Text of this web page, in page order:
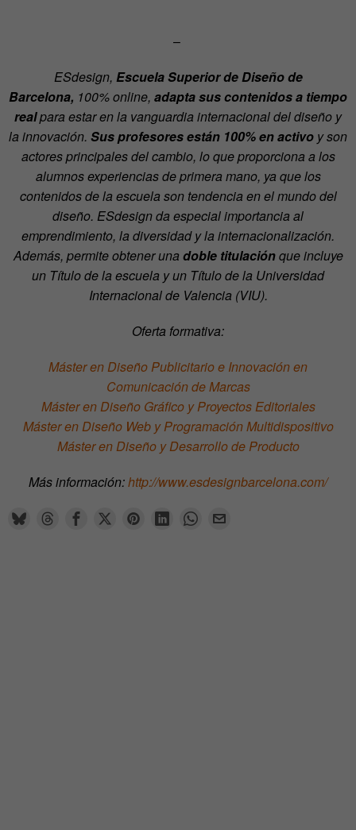
–
ESdesign, Escuela Superior de Diseño de
Barcelona, 100% online, adapta sus contenidos a tiempo
realpara estar en la vanguardia internacional del diseño y
la innovación. Sus profesores están 100% en activo y son
actores principales del cambio, lo que proporciona a los
alumnos experiencias de primera mano, ya que los
contenidos de la escuela son tendencia en el mundo del
diseño. ESdesign da especial importancia al
emprendimiento, la diversidad y la internacionalización.
Además, permite obtener una doble titulaciónque incluye
un Título de la escuela y un Título de la Universidad
Internacional de Valencia (VIU).
Oferta formativa:
Máster en Diseño Publicitario e Innovación en
Comunicación de Marcas
Máster en Diseño Gráfico y Proyectos Editoriales
Máster en Diseño Web y Programación Multidispositivo
Máster en Diseño y Desarrollo de Producto
Más información:http://www.esdesignbarcelona.com/